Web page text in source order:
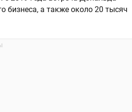
бизнеса, а также около 20 тысяч